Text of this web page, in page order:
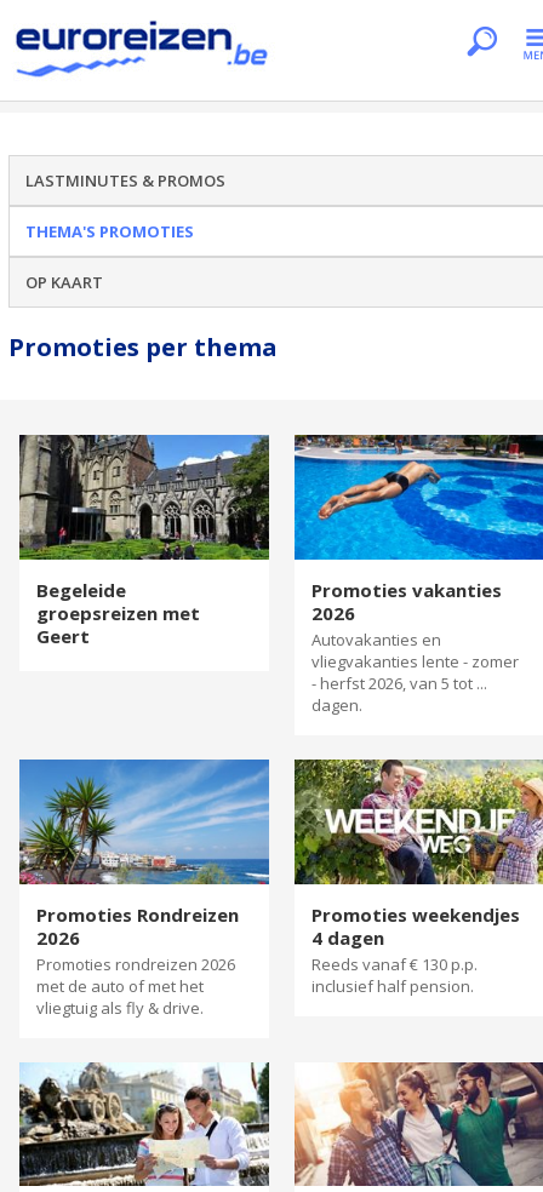
LASTMINUTES & PROMOS
THEMA'S PROMOTIES
OP KAART
Promoties per thema
Begeleide
groepsreizen met
Geert
Promoties vakanties
2026
Autovakanties en
vliegvakanties lente - zomer
- herfst 2026, van 5 tot ...
dagen.
Promoties Rondreizen
2026
Promoties rondreizen 2026
met de auto of met het
vliegtuig als fly & drive.
Promoties weekendjes
4 dagen
Reeds vanaf € 130 p.p.
inclusief half pension.